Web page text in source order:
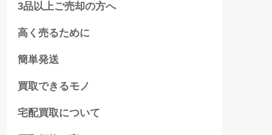
3品以上ご売却の方へ
高く売るために
簡単発送
買取できるモノ
宅配買取について